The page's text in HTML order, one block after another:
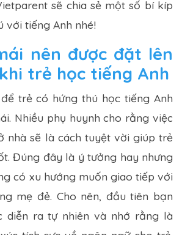
sẽ chia sẻ một số bí kíp
với tiếng Anh nhé!
nên được đặt lên
trẻ học tiếng Anh
trẻ có hứng thú học tiếng Anh
Nhiều phụ huynh cho rằng việc
nhà sẽ là cách tuyệt vời giúp trẻ
Đúng đây là ý tưởng hay nhưng
có xu hướng muốn giao tiếp với
mẹ đẻ. Cho nên, đầu tiên bạn
diễn ra tự nhiên và nhớ rằng là